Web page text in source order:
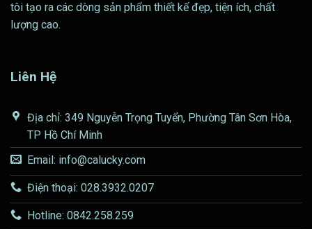
tôi tạo ra các dòng sản phẩm thiết kế đẹp, tiện ích, chất
lượng cao.
Liên Hệ
Địa chỉ: 349 Nguyễn Trọng Tuyển, Phường Tân Sơn Hòa,
TP Hồ Chí Minh
Email: info@calucky.com
Điện thoại: 028.3932.0207
Hotline: 0842.258.259